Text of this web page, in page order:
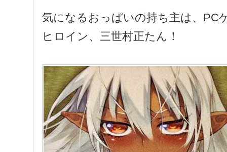
気になるおっぱいの持ち主は、PC
ヒロイン、三世村正たん！